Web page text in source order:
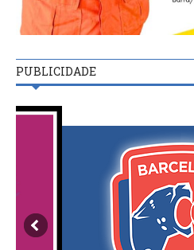
PUBLICIDADE